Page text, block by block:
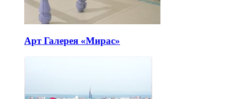
Арт Галерея «Мирас»